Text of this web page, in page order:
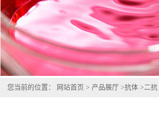
您当前的位置： 网站首页 > 产品展厅 >抗体 >二抗